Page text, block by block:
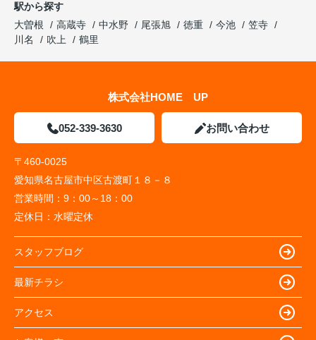
駅から探す
大曽根
高蔵寺 中水野 尾張旭 徳重 今池
笠寺
川名
吹上 鶴里
株式会社HOME UP
052-339-3630 お問い合わせ
〒460-0025
愛知県名古屋市中区古渡町１８－８
営業時間： 9：00～18：00
定休日： 水曜定休
スタッフブログ
最新チラシ
アクセス